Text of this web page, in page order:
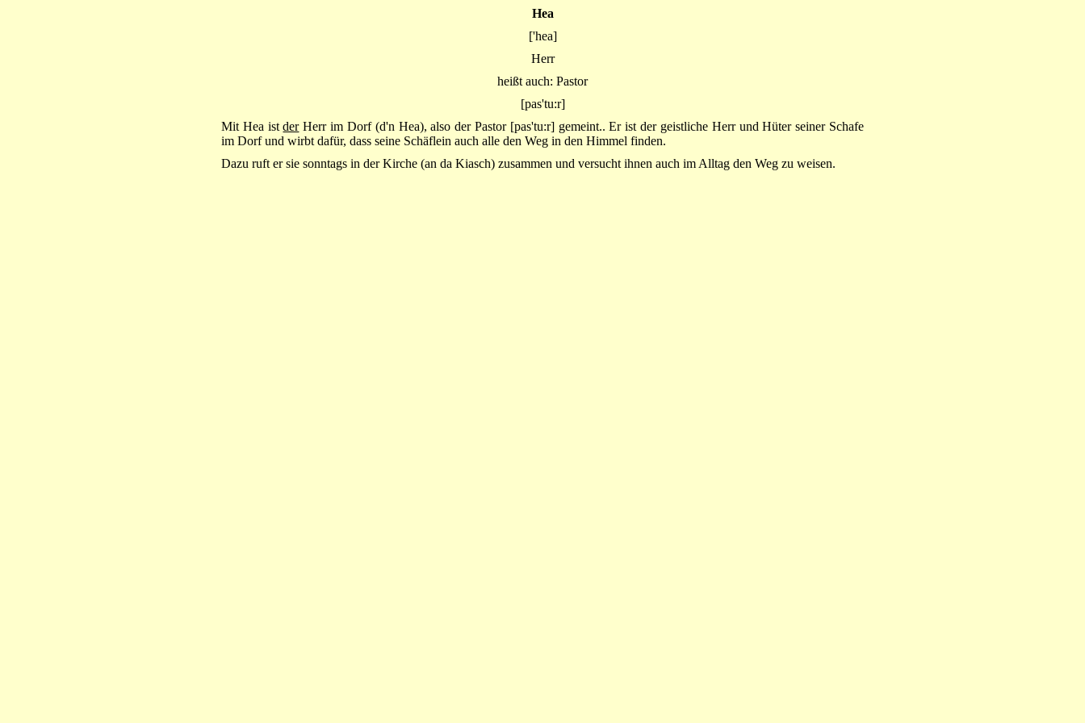
Hea
['hea]
Herr
heißt auch: Pastor
[pas'tu:r]
Mit Hea istderHerr im Dorf (d'n Hea), also der Pastor [pas'tu:r] gemeint.. Er ist der geistliche Herr und Hüter seiner Schafe
im Dorf und wirbt dafür, dass seine Schäflein auch alle den Weg in den Himmel finden.
Dazu ruft er sie sonntags in der Kirche (an da Kiasch) zusammen und versucht ihnen auch im Alltag den Weg zu weisen.